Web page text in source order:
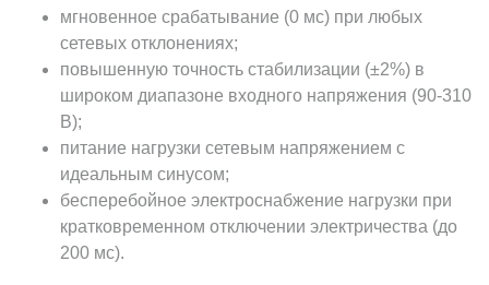
мгновенное срабатывание (0 мс) при любых
сетевых отклонениях;
повышенную точность стабилизации (±2%) в
широком диапазоне входного напряжения (90-310
В);
питание нагрузки сетевым напряжением с
идеальным синусом;
бесперебойное электроснабжение нагрузки при
кратковременном отключении электричества (до
200 мс).